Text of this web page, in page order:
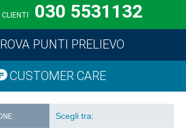
030 5531132
PUNTI PRELIEVO
CUSTOMER CARE